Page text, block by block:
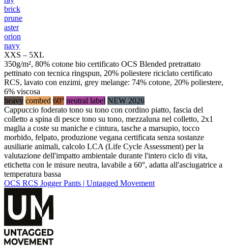
brick
prune
aster
orion
navy
XXS – 5XL
350g/m², 80% cotone bio certificato OCS Blended pretrattato
pettinato con tecnica ringspun, 20% poliestere riciclato certificato
RCS, lavato con enzimi, grey melange: 74% cotone, 20% poliestere,
6% viscosa
heavy combed 60° neutral label NEW 2026
Cappuccio foderato tono su tono con cordino piatto, fascia del
colletto a spina di pesce tono su tono, mezzaluna nel colletto, 2x1
maglia a coste su maniche e cintura, tasche a marsupio, tocco
morbido, felpato, produzione vegana certificata senza sostanze
ausiliarie animali, calcolo LCA (Life Cycle Assessment) per la
valutazione dell'impatto ambientale durante l'intero ciclo di vita,
etichetta con le misure neutra, lavabile a 60°, adatta all'asciugatrice a
temperatura bassa
OCS RCS Jogger Pants | Untagged Movement